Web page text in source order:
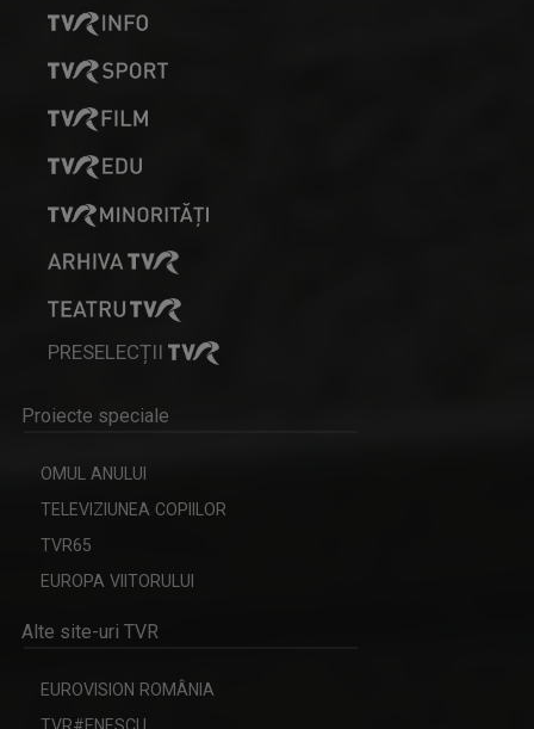
PRESELECȚII
Proiecte speciale
OMUL ANULUI
TELEVIZIUNEA COPIILOR
TVR65
EUROPA VIITORULUI
Alte site-uri TVR
EUROVISION ROMÂNIA